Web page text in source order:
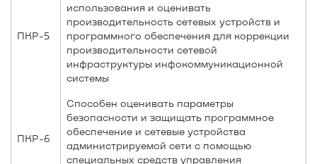
ПКР-5
использования и оценивать
производительность сетевых устройств и
программного обеспечения для коррекции
производительности сетевой
инфраструктуры инфокоммуникационной
системы
ПКР-6
Способен оценивать параметры
безопасности и защищать программное
обеспечение и сетевые устройства
администрируемой сети с помощью
специальных средств управления